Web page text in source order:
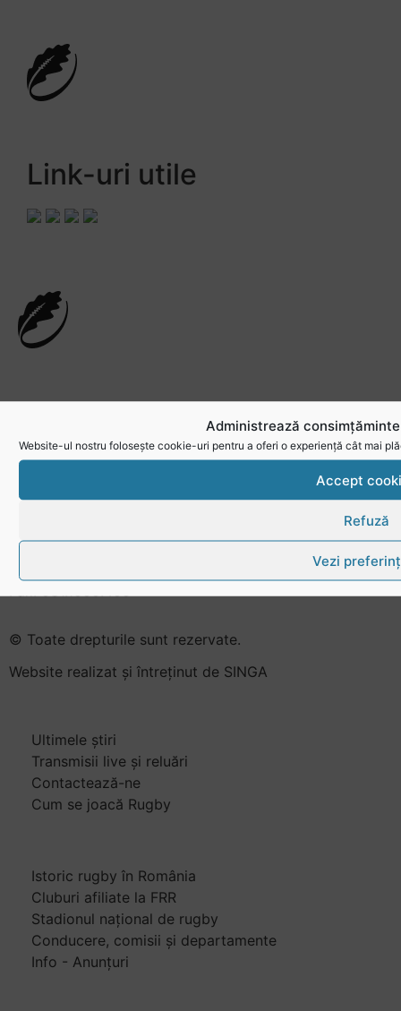
Administrează
Website-ul nostru folosește cookie-uri pentru a oferi o experiență cât mai
Accept
Refuză
Vezi
Link-uri utile
RugbyRomania.roeste site-ul oficial al Federației
© Toate drepturile sunt rezervate.
Website realizat și întreținut de SINGA
Ultimele știri
Transmisii live și reluări
Contactează-ne
Cum se joacă Rugby
Istoric rugby în România
Cluburi afiliate la FRR
Stadionul național de rugby
Conducere, comisii și departamente
Info - Anunțuri